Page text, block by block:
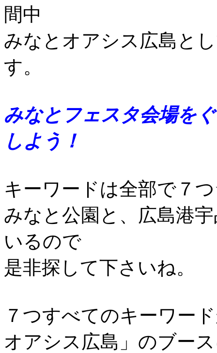
間中
みなとオアシス広島と
す。
みなとフェスタ会場を
しよう！
キーワードは全部
みなと公園と、広島港
いるので
是非探して下さいね。
７つすべてのキーワー
オアシス広島」のブー